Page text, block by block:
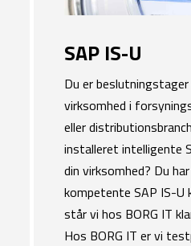
SAP IS-U
​​Du er
virksomhed i
eller
installeret intelligente
din virksomhed? Du
kompetente SAP IS-U
står vi hos BORG IT
Hos BORG IT er vi